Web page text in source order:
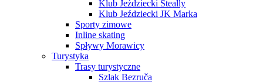
Klub Jeździecki Steally
Klub Jeździecki JK Marka
Sporty zimowe
Inline skating
Spływy Morawicy
Turystyka
Trasy turystyczne
Szlak Bezruča